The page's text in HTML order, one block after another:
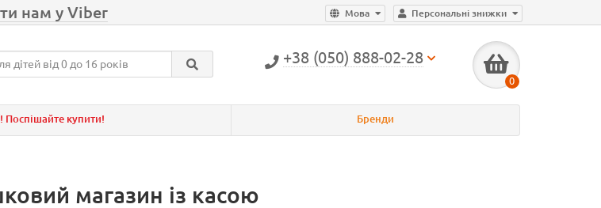
Персональні знижки
Мова
нам у Viber
+38 (050) 888-02-28
0
Поспішайте купити! Бренди
магазин із касою